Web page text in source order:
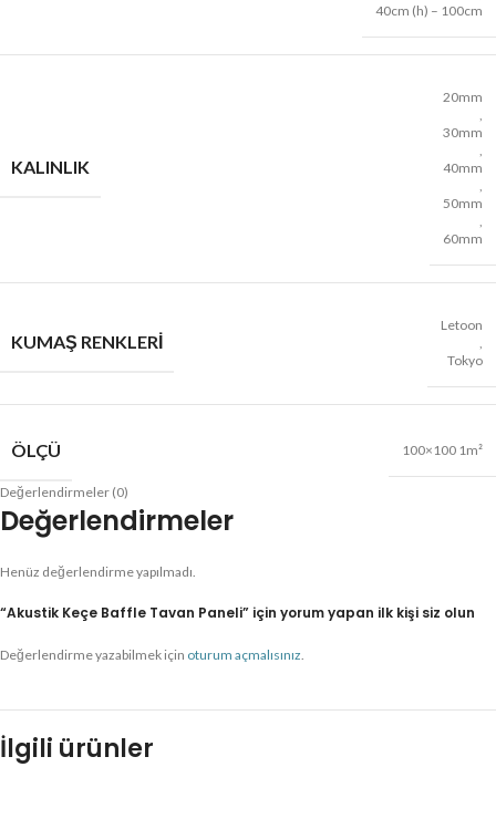
40cm (h) – 100cm
KALINLIK
20mm
30mm
40mm
50mm
60mm
KUMAŞ RENKLERI
Letoon
Tokyo
ÖLÇÜ 100×100 1m²
Değerlendirmeler (0)
Değerlendirmeler
Henüz değerlendirme yapılmadı.
“Akustik Keçe Baffle Tavan Paneli” için yorum yapan ilk kişi siz olun
Değerlendirme yazabilmek için oturum açmalısınız
İlgili ürünler